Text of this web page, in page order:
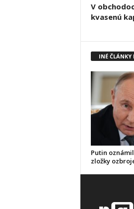
V
kvasenú
INÉ ČLÁNKY
Putin
zložky